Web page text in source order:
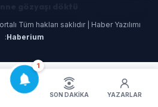
1
SON DAKIKA YAZARLAR
Tüm hakları saklıdır | Haber Yazılımı
:Haberium